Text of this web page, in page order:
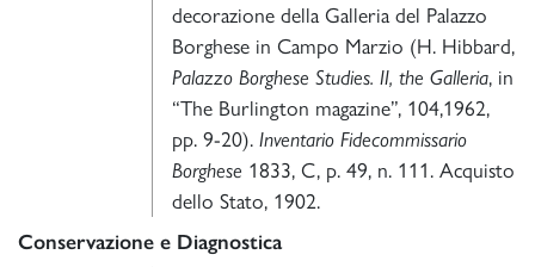
decorazione della Galleria del Palazzo
Borghese in Campo Marzio (H. Hibbard,
Palazzo Borghese Studies. II, the Galleria, in
“The Burlington magazine”, 104,1962,
pp. 9-20). Inventario Fidecommissario
Borghese 1833, C, p. 49, n. 111. Acquisto
dello Stato, 1902.
Conservazione e Diagnostica